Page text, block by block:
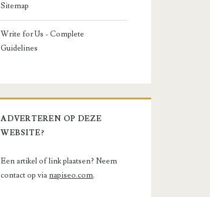
Sitemap
Write for Us - Complete
Guidelines
ADVERTEREN OP DEZE
WEBSITE?
Een artikel of link plaatsen? Neem
contact op via napiseo.com.